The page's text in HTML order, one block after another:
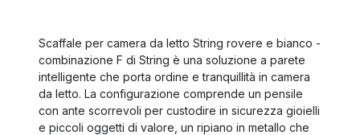
Scaffale per camera da letto String rovere e bianco -
combinazione F di String è una soluzione a parete
intelligente che porta ordine e tranquillità in camera
da letto. La configurazione comprende un pensile
con ante scorrevoli per custodire in sicurezza gioielli
e piccoli oggetti di valore, un ripiano in metallo che